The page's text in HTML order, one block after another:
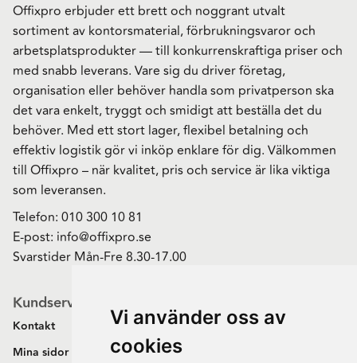
Vi använder oss av
cookies
Offixpro erbjuder ett brett och noggrant utvalt
sortiment av kontorsmaterial, förbrukningsvaror och
arbetsplatsprodukter — till konkurrenskraftiga priser och
med snabb leverans. Vare sig du driver företag,
organisation eller behöver handla som privatperson ska
det vara enkelt, tryggt och smidigt att beställa det du
behöver. Med ett stort lager, flexibel betalning och
effektiv logistik gör vi inköp enklare för dig. Välkommen
till Offixpro – när kvalitet, pris och service är lika viktiga
som leveransen.
Telefon: 010 300 10 81
E-post: info@offixpro.se
Svarstider Mån-Fre 8.30-17.00
Kundservice
Kontakt
Mina sidor